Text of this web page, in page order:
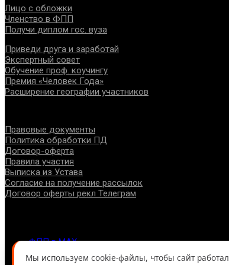
Лицо с обложки
Членство в ФПП
Получи диплом гос. вуза
Приведи друга и заработай
Экспертный совет
Обучение проф. коучингу
Премия «Человек Года»
Расширение географии участников
Правовые документы
Политика обработки ПД
Договор-оферта
Правила участия
Выписка из Устава
Согласие на получение рассылок
Договор оферты рекл Телеграм
ФПП в МАХ
Мы используем cookie-файлы, чтобы сайт работал